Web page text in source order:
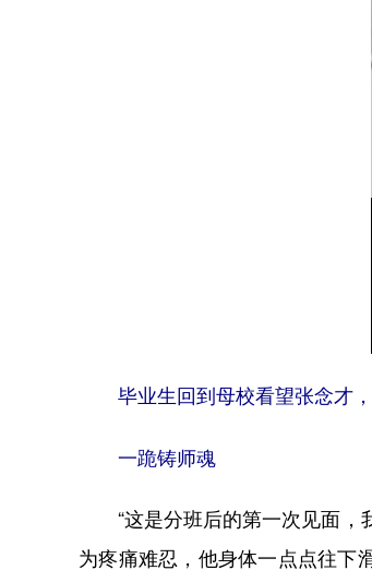
毕业生回到母校看望张念才
一跪铸师魂
“这是分班后的第一次见面，我
为疼痛难忍，他身体一点点往下